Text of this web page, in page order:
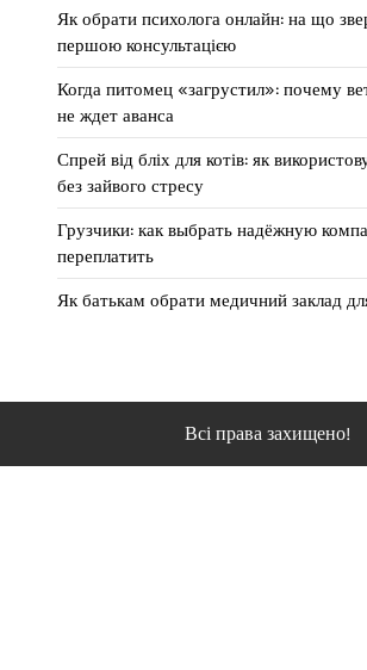
Як обрати психолога онлайн: на що
першою консультацією
Когда питомец «загрустил»: почему
не ждет аванса
Спрей від бліх для котів: як
без зайвого стресу
Грузчики: как выбрать надёжную
переплатить
Як батькам обрати медичний заклад
Всі права захищено!